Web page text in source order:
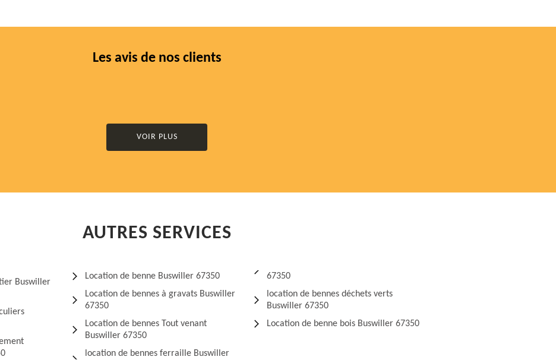
Les avis de nos clients
VOIR PLUS
AUTRES SERVICES
Buswiller
Location de benne Buswiller 67350
Location de bennes à gravats Buswiller
67350
Location de bennes Tout venant
Buswiller 67350
location de bennes ferraille Buswiller
67350
location de bennes déchets verts
Buswiller 67350
Location de benne bois Buswiller 67350